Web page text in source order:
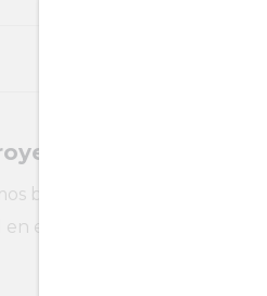
de Software
buscando un/a Técnico/a
en el desarrollo,